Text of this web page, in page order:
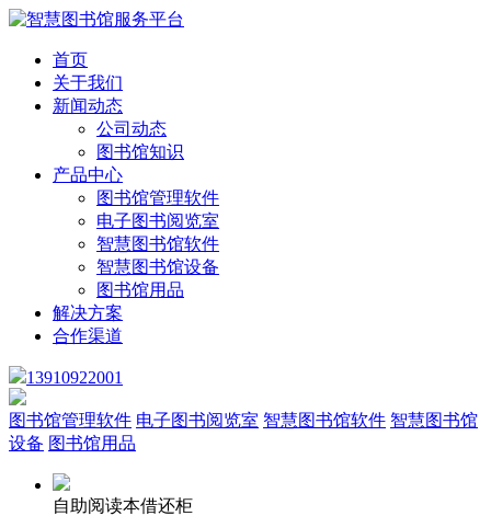
首页
关于我们
新闻动态
公司动态
图书馆知识
产品中心
图书馆管理软件
电子图书阅览室
智慧图书馆软件
智慧图书馆设备
图书馆用品
解决方案
合作渠道
13910922001
图书馆管理软件 电子图书阅览室 智慧图书馆软件 智慧图书馆
设备 图书馆用品
自助阅读本借还柜